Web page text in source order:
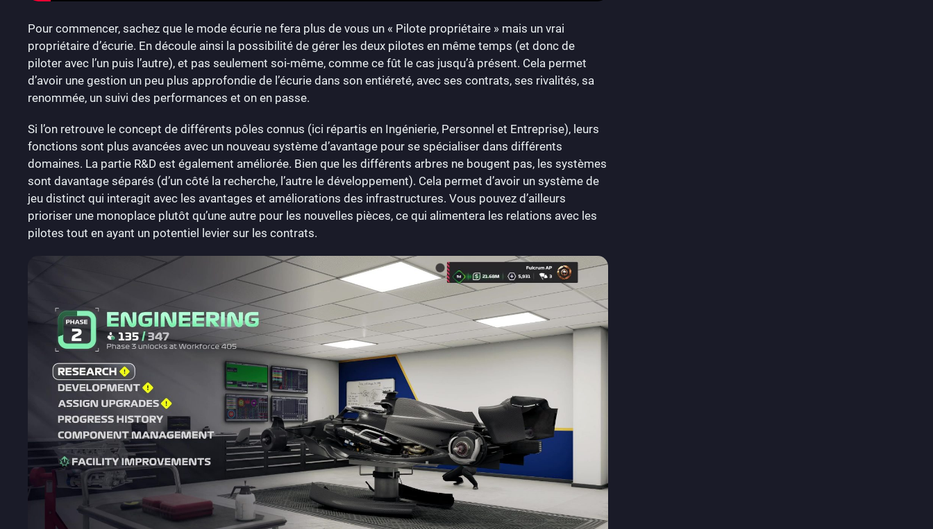
Pour commencer, sachez que le mode écurie ne fera plus de vous un « Pilote propriétaire » mais un vrai
propriétaire d’écurie. En découle ainsi la possibilité de gérer les deux pilotes en même temps (et donc de
piloter avec l’un puis l’autre), et pas seulement soi-même, comme ce fût le cas jusqu’à présent. Cela permet
d’avoir une gestion un peu plus approfondie de l’écurie dans son entiéreté, avec ses contrats, ses rivalités, sa
renommée, un suivi des performances et on en passe.
Si l’on retrouve le concept de différents pôles connus (ici répartis en Ingénierie, Personnel et Entreprise), leurs
fonctions sont plus avancées avec un nouveau système d’avantage pour se spécialiser dans différents
domaines. La partie R&D est également améliorée. Bien que les différents arbres ne bougent pas, les systèmes
sont davantage séparés (d’un côté la recherche, l’autre le développement). Cela permet d’avoir un système de
jeu distinct qui interagit avec les avantages et améliorations des infrastructures. Vous pouvez d’ailleurs
prioriser une monoplace plutôt qu’une autre pour les nouvelles pièces, ce qui alimentera les relations avec les
pilotes tout en ayant un potentiel levier sur les contrats.